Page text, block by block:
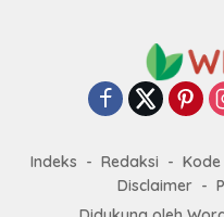
Indeks Redaksi Kode
Disclaimer